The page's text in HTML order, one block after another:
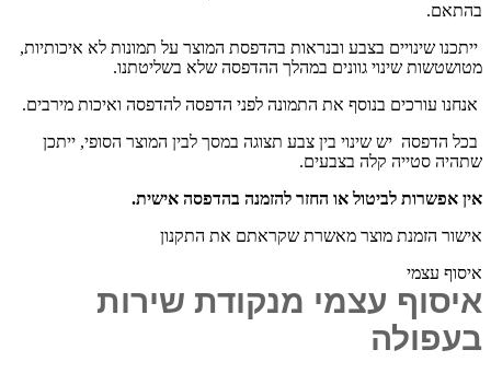
בהתאם.
ייתכנו שינויים בצבע ובנראות בהדפסת המוצר על תמונות לא איכותיות,
מטושטשות שינוי גוונים במהלך ההדפסה שלא בשליטתנו.
אנחנו עורכים בנוסף את התמונה לפני הדפסה להדפסה ואיכות מירבים.
בכל הדפסה יש שינוי בין צבע תצוגה במסך לבין המוצר הסופי, ייתכן
שתהיה סטייה קלה בצבעים.
אין אפשרות לביטול או החזר להזמנה בהדפסה אישית.
אישור הזמנת מוצר מאשרת שקראתם את התקנון
איסוף עצמי
איסוף עצמי מנקודת שירות
בעפולה